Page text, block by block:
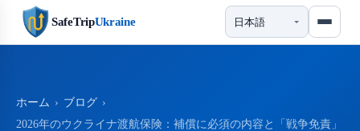
SafeTripUkraine
ホーム › ブログ ›
2026年のウクライナ渡航保険：補償に必須の内容と「戦争免責」